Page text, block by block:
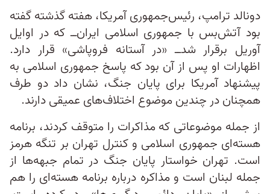
دونالد ترامپ، رئیس‌جمهوری آمریکا، هفته گذشته گفته
بود آتش‌بس با جمهوری اسلامی ایران‌ــ که در اوایل
آوریل برقرار شد‌ــ «در آستانه فروپاشی» قرار دارد.
اظهارات او پس از آن بود که پاسخ جمهوری اسلامی به
پیشنهاد آمریکا برای پایان جنگ، نشان داد دو طرف
همچنان در چندین موضوع اختلاف‌های عمیقی دارند.
از جمله موضوعاتی که مذاکرات را متوقف کردند، برنامه
هسته‌ای جمهوری اسلامی و کنترل تهران بر تنگه هرمز
است. تهران خواستار پایان جنگ در تمام جبهه‌ها از
جمله لبنان است و مذاکره درباره برنامه هسته‌ای را هم